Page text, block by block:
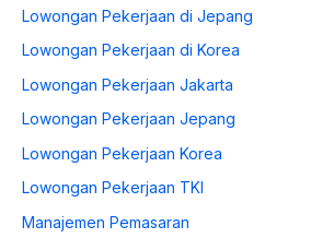
Lowongan Pekerjaan di Jepang
Lowongan Pekerjaan di Korea
Lowongan Pekerjaan Jakarta
Lowongan Pekerjaan Jepang
Lowongan Pekerjaan Korea
Lowongan Pekerjaan TKI
Manajemen Pemasaran